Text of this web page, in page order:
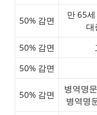
50% 감면
만 65
대
50% 감면
50% 감면
50% 감면
병역명
병역명